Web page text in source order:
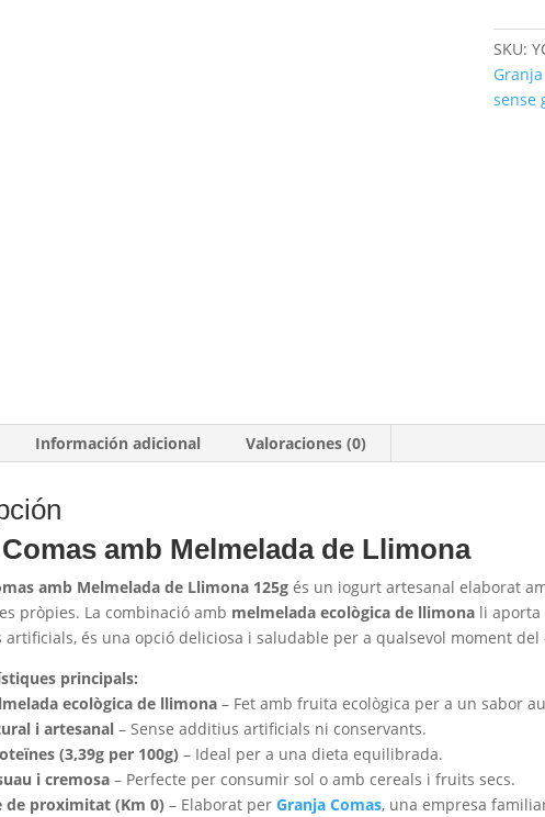
SKU:
sense
Información adicional Valoraciones (0)
amb Melmelada de Llimona
amb Melmelada de Llimona 125g és un iogurt artesanal elaborat
pròpies. La combinació amb melmelada ecològica de llimona li
artificials, és una opció deliciosa i saludable per a qualsevol moment del
principals:
ecològica de llimona – Fet amb fruita ecològica per a un sabor
i artesanal – Sense additius artificials ni conservants.
(3,39g per 100g) – Ideal per a una dieta equilibrada.
i cremosa – Perfecte per consumir sol o amb cereals i fruits secs.
de proximitat (Km 0) – Elaborat perGranja Comas, una empresa